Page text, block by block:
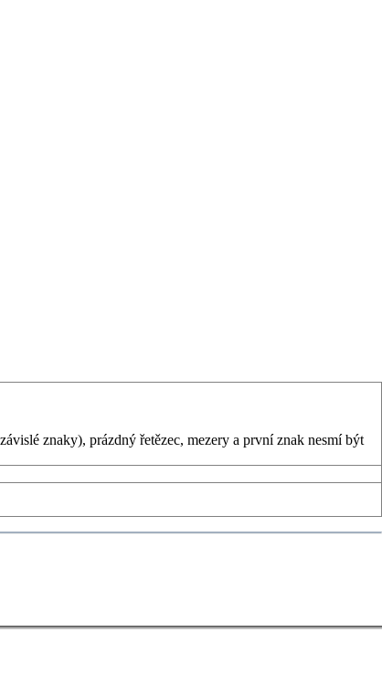
znaky), prázdný řetězec, mezery a první znak nesmí být